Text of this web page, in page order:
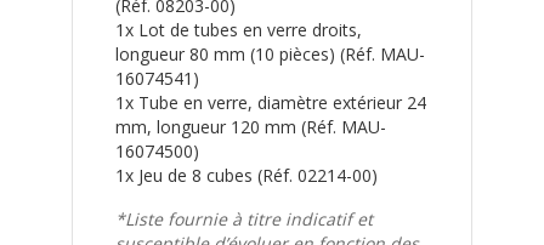
(Réf. 08203-00)
1x Lot de tubes en verre droits,
longueur 80 mm (10 pièces) (Réf. MAU-
16074541)
1x Tube en verre, diamètre extérieur 24
mm, longueur 120 mm (Réf. MAU-
16074500)
1x Jeu de 8 cubes (Réf. 02214-00)
*Liste fournie à titre indicatif et